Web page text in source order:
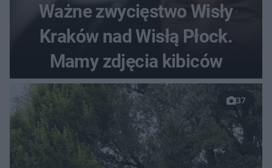
Ważne zwycięstwo Wisły
Kraków nad Wisłą Płock.
Mamy zdjęcia kibiców
37